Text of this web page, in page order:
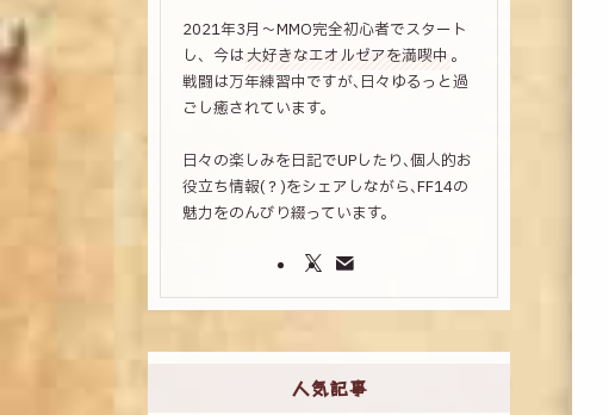
2021年3月～MMO完全初心者でスタート
し、今は大好きなエオルゼアを満喫中 。
戦闘は万年練習中ですが､日々ゆるっと過
ごし癒されています。
日々の楽しみを日記でUPしたり､個人的お
役立ち情報(？)をシェアしながら､FF14の
魅力をのんびり綴っています。
人気記事